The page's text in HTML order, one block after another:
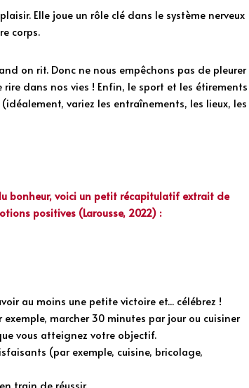
Elle joue un rôle clé dans le système nerveux
corps.
on rit. Donc ne nous empêchons pas de pleurer
dans nos vies ! Enfin, le sport et les étirements
variez les entraînements, les lieux, les
bonheur, voici un petit récapitulatif extrait de
positives (Larousse, 2022) :
au moins une petite victoire et... célébrez !
marcher 30 minutes par jour ou cuisiner
vous atteignez votre objectif.
(par exemple, cuisine, bricolage,
train de réussir.